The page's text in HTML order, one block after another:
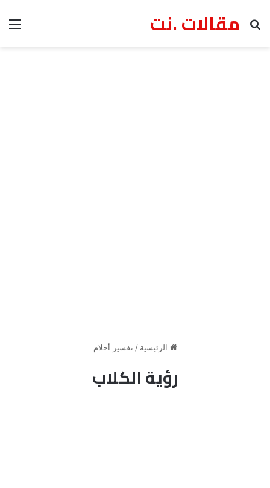
مقالات .نت
بحث عن
الرئيسية / تفسير أحلام
رؤية الكلاب